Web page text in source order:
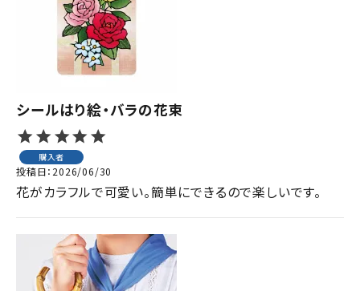
レビューを見る
コーポレートサイト
実店舗案内
デイサービス／
介護施設関係の方へ
最新のチラシはこちら
ACCOUNT MENU
ようこそ ゲスト 様
シールはり絵・バラの花束
購入者
投稿日 2026/06/30
花がカラフルで可愛い。簡単にできるので楽しいです。